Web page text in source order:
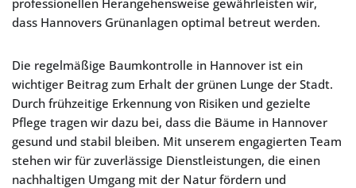
professionellen Herangehensweise gewährleisten wir,
dass Hannovers Grünanlagen optimal betreut werden.
Die regelmäßige Baumkontrolle in Hannover ist ein
wichtiger Beitrag zum Erhalt der grünen Lunge der Stadt.
Durch frühzeitige Erkennung von Risiken und gezielte
Pflege tragen wir dazu bei, dass die Bäume in Hannover
gesund und stabil bleiben. Mit unserem engagierten Team
stehen wir für zuverlässige Dienstleistungen, die einen
nachhaltigen Umgang mit der Natur fördern und